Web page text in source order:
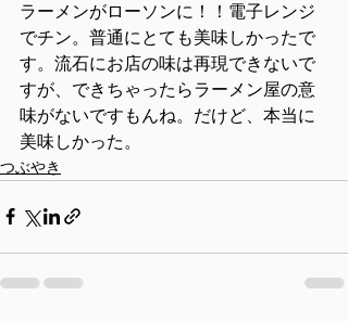
ラーメンがローソンに！！電子レンジ
でチン。普通にとても美味しかったで
す。流石にお店の味は再現できないで
すが、できちゃったらラーメン屋の意
味がないですもんね。だけど、本当に
美味しかった。
つぶやき